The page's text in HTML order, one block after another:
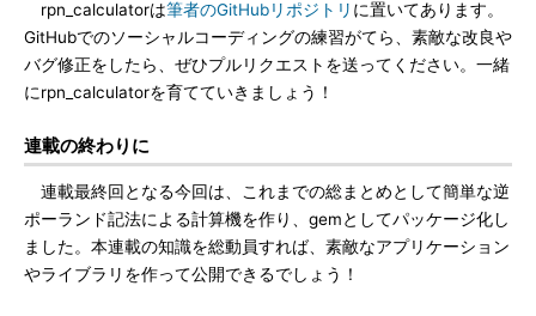
rpn_calculatorは筆者のGitHubリポジトリ に置いてあります。
GitHubでのソーシャルコーディングの練習がてら、素敵な改良や
バグ修正をしたら、ぜひプルリクエストを送ってください。一緒
にrpn_calculatorを育てていきましょう！
連載の終わりに
連載最終回となる今回は、これまでの総まとめとして簡単な逆
ポーランド記法による計算機を作り、gemとしてパッケージ化し
ました。本連載の知識を総動員すれば、素敵なアプリケーション
やライブラリを作って公開できるでしょう！